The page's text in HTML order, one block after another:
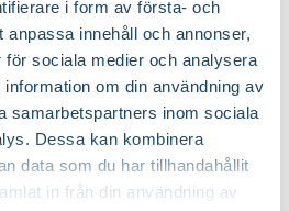
i form av första- och
innehåll och annonser,
för sociala medier och analysera
om din användning av
samarbetspartners inom sociala
Dessa kan kombinera
data som du har tillhandahållit
in från din användning av
lager
Online
I lager
Till Produkten
till Blomjord
2 för 99:-